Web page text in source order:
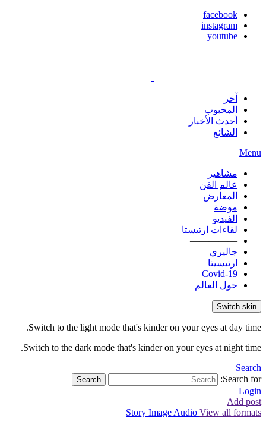
facebook
instagram
youtube
آخر
المحبوب
أحدث الأخبار
الشائع
Menu
مشاهير
عالم الفن
المعارض
موضة
الفيديو
لقاءات ارتيستا
—————
جاليري
ارتيسيتا
Covid-19
حول العالم
Switch skin
Switch to the light mode that's kinder on your eyes at day time.
Switch to the dark mode that's kinder on your eyes at night time.
Search
Search for:
Search
Login
Add post
Story Image Audio View all formats